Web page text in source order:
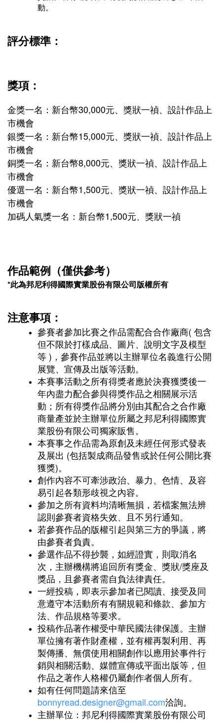
動。
評分標準：
獎項：
金獎一名：新台幣30,000元、獎狀一禎、設計作品上
市機會
銀獎一名：新台幣15,000元、獎狀一禎、設計作品上
市機會
銅獎一名：新台幣8,000元、獎狀一禎、設計作品上
市機會
優選一名：新台幣1,500元、獎狀一禎、設計作品上
市機會
加碼人氣獎一名： 新台幣1,500元、獎狀一禎
作品範例（僅供參考）
*此為邦尼利得國際實業股份有限公司版權所有
注意事項：
參賽者參加比賽之作品需配合合作廠商( 包含
但不限於打樣成品、圖片、說明文字及模型
等 )，參賽作品並將以主辦單位名義進行公開
展覽、宣傳及出版等活動。
本賽事活動之所有得獎者應於決賽獲獎後一
年內盡力配合參與得獎作品之相關展示活
動；所有得獎作品將分別由其配合之合作廠
商量產並於主辦單位所屬之邦尼利得國際實
業股份有限公司獨家販售。
本賽事之作品需為原創及未經任何形式發表
及展出 (包括製成商品發售或於任何公開比賽
獲獎)。
創作內容不可牽涉政治、暴力、色情、及容
易引起各類形歧視之內容。
參加之所有資料均清晰無損，若檔案無法辨
認則參賽者資格失效、且不另行通知。
若參賽作品的版權引起與第三方的爭議，將
由參賽者負責。
參選作品不得抄襲，如經證實，則取消名
次，主辦機構將追回所有獎金、獎狀/獎座及
獎品，且參賽者需自負法律責任。
一經投稿，即表示參加者已閱讀、接受及同
意遵守本活動所有有關規範和條款、參加方
法、作品規格等要求。
投稿作品著作權受中華民國法律保護。主辦
單位擁有著作財產權，並有權再製利用、再
製傳播、無償使用相關創作以應用於事件行
銷與相關活動、媒體宣傳或平面出版等，但
作品之著作人格權仍屬創作者個人所有。
如有任何問題請來信至
bonnyread.designer@gmail.com洽詢。
主辦單位：邦尼利得國際實業股份有限公司